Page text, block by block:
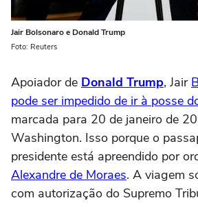
Jair Bolsonaro e Donald Trump
Foto: Reuters
Apoiador de Donald Trump, Jair
pode ser impedido de ir à posse
marcada para 20 de janeiro de
Washington. Isso porque o
presidente está apreendido por
Alexandre de Moraes. A viagem
com autorização do Supremo